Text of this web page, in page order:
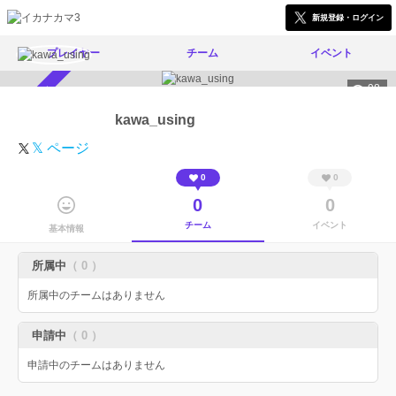
新規登録・ログイン
プレイヤー チーム イベント
98
kawa_using
𝕏 ページ
基本情報
0
0
チーム
0
0
イベント
所属中 （ 0 ）
所属中のチームはありません
申請中 （ 0 ）
申請中のチームはありません